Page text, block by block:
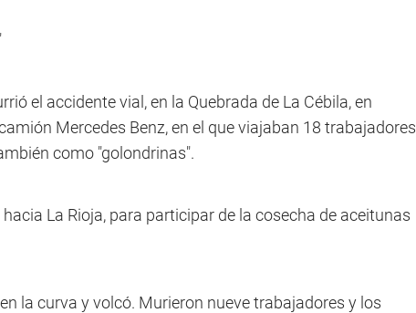
el accidente vial, en la Quebrada de La Cébila, en
Mercedes Benz, en el que viajaban 18 trabajadores
como "golondrinas".
La Rioja, para participar de la cosecha de aceitunas
la curva y volcó. Murieron nueve trabajadores y los